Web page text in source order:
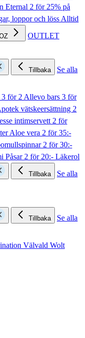
Eternal 2 för 25% på
loppor och lössAlltid
OUTLET
Tillbaka
Se alla
3 för 2 Allevo bars 3 för
vätskeersättning 2
intimservett2 för
Aloe vera 2 för 35:-
2 för 30:-
Påsar2 för 20:- Läkerol
Tillbaka
Se alla
Tillbaka
Se alla
Välvald Wolt